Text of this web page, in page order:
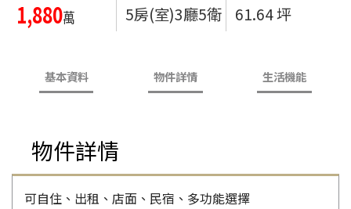
1,880萬 5房(室)3廳5衛 61.64 坪
基本資料 物件詳情 生活機能
物件詳情
可自住、出租、店面、民宿、多功能選擇